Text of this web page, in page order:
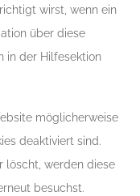
wirst, wenn ein
über diese
in der Hilfesektion
möglicherweise
deaktiviert sind.
löscht, werden diese
besuchst.